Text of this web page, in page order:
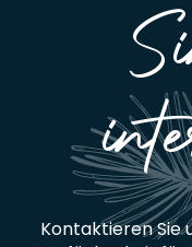
Kontaktieren Sie